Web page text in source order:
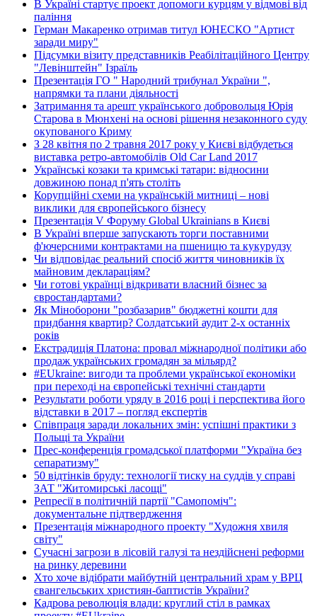
В Україні стартує проект допомоги курцям у відмові від
паління
Герман Макаренко отримав титул ЮНЕСКО "Артист
заради миру"
Підсумки візиту представників Реабілітаційного Центру
"Левінштейн" Ізраїль
Презентація ГО " Народний трибунал України ",
напрямки та плани діяльності
Затримання та арешт українського добровольця Юрія
Старова в Мюнхені на основі рішення незаконного суду
окупованого Криму
З 28 квітня по 2 травня 2017 року у Києві відбудеться
виставка ретро-автомобілів Old Car Land 2017
Українські козаки та кримські татари: відносини
довжиною понад п'ять століть
Корупційні схеми на українській митниці – нові
виклики для європейського бізнесу
Презентація V Форуму Global Ukrainians в Києві
В Україні вперше запускають торги поставними
ф'ючерсними контрактами на пшеницю та кукурудзу
Чи відповідає реальний спосіб життя чиновників їх
майновим деклараціям?
Чи готові українці відкривати власний бізнес за
євростандартами?
Як Міноборони "розбазарив" бюджетні кошти для
придбання квартир? Солдатський аудит 2-х останніх
років
Екстрадиція Платона: провал міжнародної політики або
продаж українських громадян за мільярд?
#EUkraine: вигоди та проблеми української економіки
при переході на європейські технічні стандарти
Результати роботи уряду в 2016 році і перспектива його
відставки в 2017 – погляд експертів
Співпраця заради локальних змін: успішні практики з
Польщі та України
Прес-конференція громадської платформи "Україна без
сепаратизму"
50 відтінків бруду: технології тиску на суддів у справі
ЗАТ "Житомирські ласощі"
Репресії в політичній партії "Самопоміч":
документальне підтвердження
Презентація міжнародного проекту "Художня хвиля
світу"
Сучасні загрози в лісовій галузі та нездійснені реформи
на ринку деревини
Хто хоче відібрати майбутній центральний храм у ВРЦ
євангельських християн-баптистів України?
Кадрова революція влади: круглий стіл в рамках